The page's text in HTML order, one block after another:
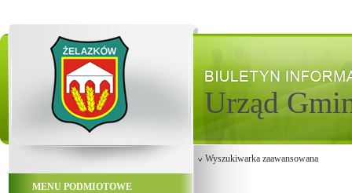
Urząd
MENU PODMIOTOWE
Wyszukiwarka zaawansowana